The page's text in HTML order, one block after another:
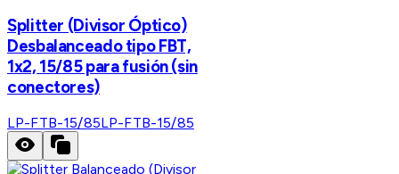
Splitter (Divisor Óptico)
Desbalanceado tipo FBT,
1x2, 15/85 para fusión (sin
conectores)
LP-FTB-15/85LP-FTB-15/85